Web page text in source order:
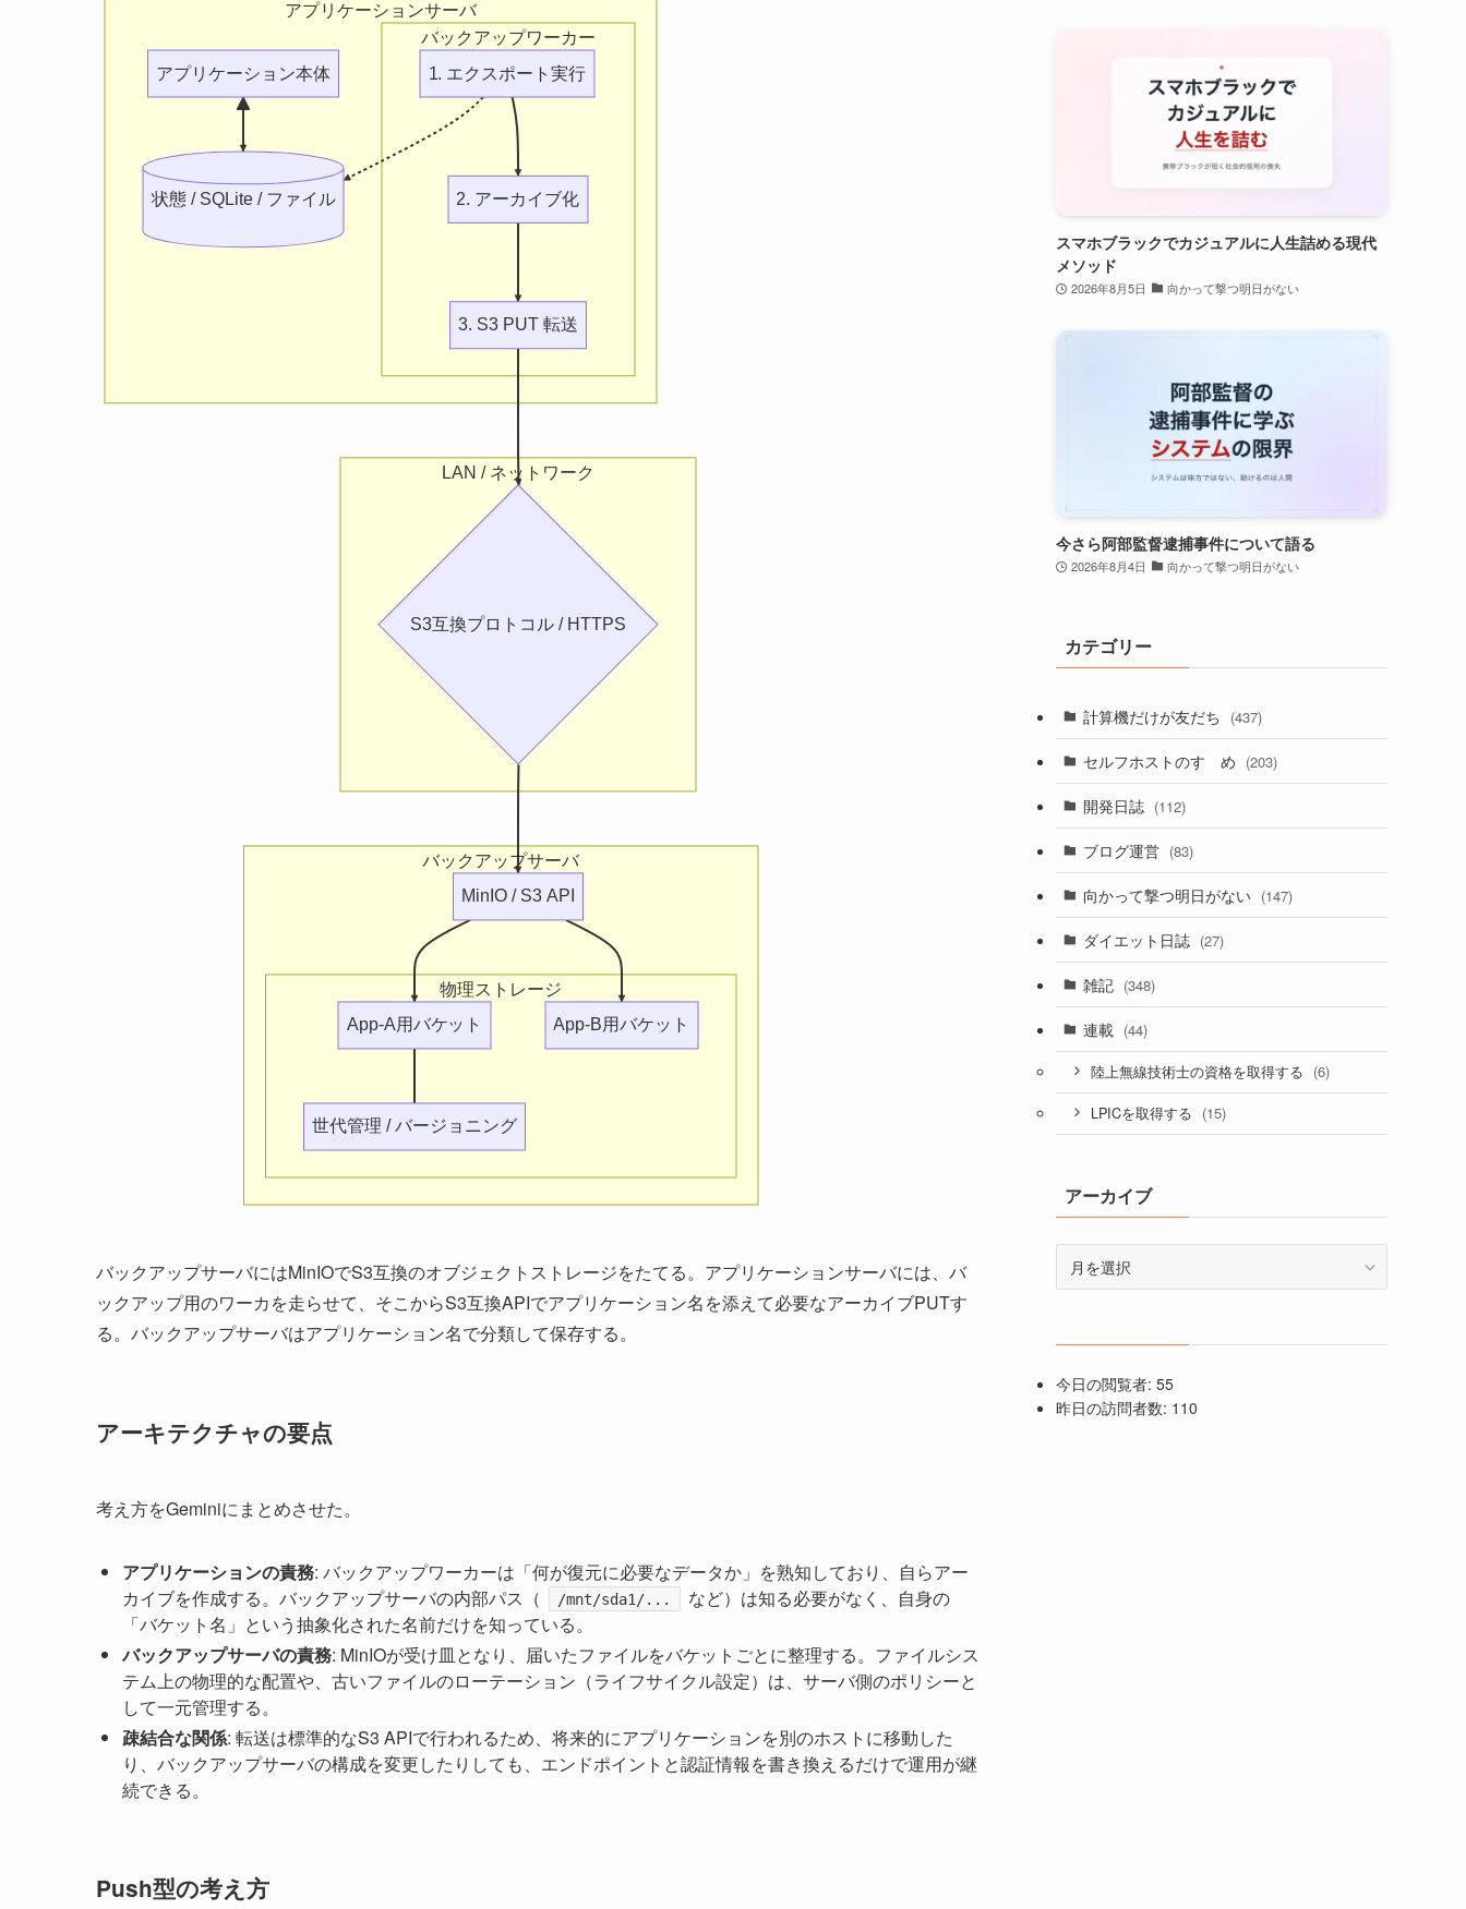
バックアップサーバ
LAN / ネットワーク
アプリケーションサーバ
物理ストレージ
バックアップワーカー
MinIO / S3 API
App-A用バケット App-B用バケット
世代管理 / バージョニング
S3互換プロトコル / HTTPS
アプリケーション本体
状態 / SQLite / ファイル
1. エクスポート実行
2. アーカイブ化
3. S3 PUT 転送
バックアップサーバにはMinIOでS3互換のオブジェクトストレージをたてる。アプリケーションサーバには、バ
ックアップ用のワーカを走らせて、そこからS3互換APIでアプリケーション名を添えて必要なアーカイブPUTす
る。バックアップサーバはアプリケーション名で分類して保存する。
アーキテクチャの要点
考え方をGeminiにまとめさせた。
アプリケーションの責務: バックアップワーカーは「何が復元に必要なデータか」を熟知しており、自らアー
カイブを作成する。バックアップサーバの内部パス（
/mnt/sda1/...
など）は知る必要がなく、自身の
「バケット名」という抽象化された名前だけを知っている。
バックアップサーバの責務: MinIOが受け皿となり、届いたファイルをバケットごとに整理する。ファイルシス
テム上の物理的な配置や、古いファイルのローテーション（ライフサイクル設定）は、サーバ側のポリシーと
して一元管理する。
疎結合な関係: 転送は標準的なS3 APIで行われるため、将来的にアプリケーションを別のホストに移動した
り、バックアップサーバの構成を変更したりしても、エンドポイントと認証情報を書き換えるだけで運用が継
続できる。
Push型の考え方
スマホブラックでカジュアルに人生詰める現代
メソッド
2026年8月5日 向かって撃つ明日がない
今さら阿部監督逮捕事件について語る
2026年8月4日 向かって撃つ明日がない
カテゴリー
計算機だけが友だち (437)
セルフホストのすゝめ (203)
開発日誌 (112)
ブログ運営 (83)
向かって撃つ明日がない (147)
ダイエット日誌 (27)
雑記 (348)
連載 (44)
陸上無線技術士の資格を取得する (6)
LPICを取得する (15)
アーカイブ
ブ
今日の閲覧者: 55
昨日の訪問者数: 110